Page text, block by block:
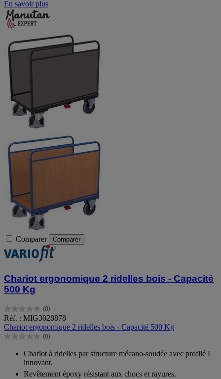
En savoir plus
Comparer Comparer
Chariot ergonomique 2 ridelles bois - Capacité
500 Kg
(0)
0.0
sur
5
étoiles.
Réf. : MIG3028878
Chariot ergonomique 2 ridelles bois - Capacité 500 Kg
(0)
0.0
étoiles.
Chariot à ridelles par structure mécano-soudée avec profilé L
innovant.
Revêtement époxy résistant aux chocs et rayures.